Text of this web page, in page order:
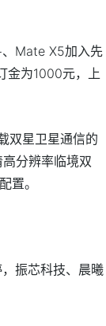
Mate X5加入先
金为1000元，上
双星卫星通信的
分辨率临境双
置。
振芯科技、晨曦